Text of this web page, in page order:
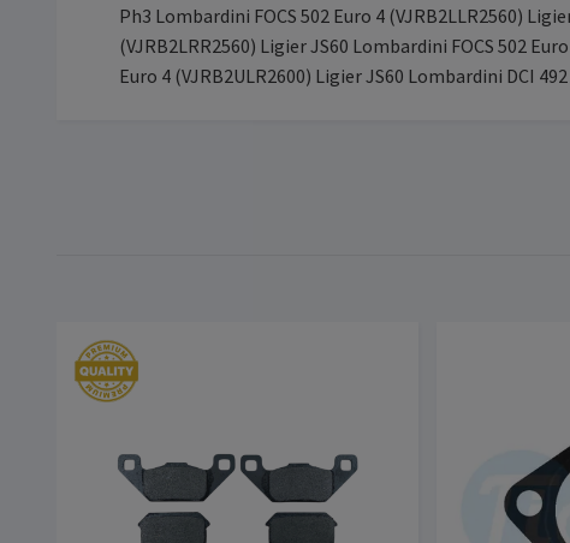
Ph3 Lombardini FOCS 502 Euro 4 (VJRB2LLR2560)
(VJRB2LRR2560) Ligier JS60 Lombardini FOCS 502
Euro 4 (VJRB2ULR2600) Ligier JS60 Lombardini DCI